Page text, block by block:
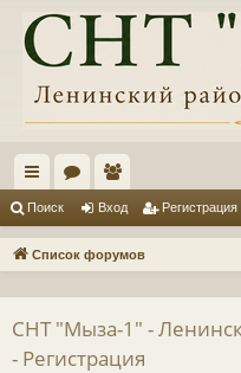
с
ы ум
ол
ьз
Поиск Вход Регистрация
Список форумов
СНТ "Мыза-1" -
- Регистрация